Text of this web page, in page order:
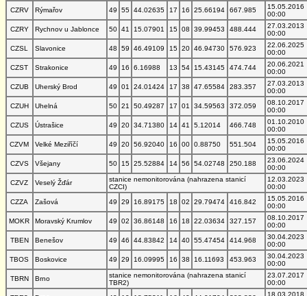
CZRV
Rýmařov 49 55 44.02635 17 16 25.66194 667.985
15.05.2016
00:00
CZRY
Rychnov u Jablonce 50 41 15.07901 15 08 39.99453 488.444
27.03.2013
00:00
CZSL
Slavonice 48 59 46.49109 15 20 46.94730 576.923
22.06.2025
00:00
CZST
Strakonice 49 16 6.16988 13 54 15.43145 474.744
20.06.2021
00:00
CZUB
Uherský Brod 49 01 24.01424 17 38 47.65584 283.357
27.03.2013
00:00
CZUH
Uhelná 50 21 50.49287 17 01 34.59563 372.059
08.10.2017
00:00
CZUS
Ústrašice 49 20 34.71380 14 41 5.12014 466.748
01.10.2010
00:00
CZVM
Velké Meziříčí 49 20 56.92040 16 00 0.88750 551.504
15.05.2016
00:00
CZVS
Všejany 50 15 25.52884 14 56 54.02748 250.188
23.06.2024
00:00
CZVZ
Veselý Žďár
stanice nemonitorována (nahrazena stanicí
CZCI)
12.03.2023
00:00
CZZA
Zašová 49 29 16.89175 18 02 29.79474 416.842
15.05.2016
00:00
MOKR
Moravský Krumlov 49 02 36.86148 16 18 22.03634 327.157
08.10.2017
00:00
TBEN
Benešov 49 46 44.83842 14 40 55.47454 414.968
30.04.2023
00:00
TBOS
Boskovice 49 29 16.09995 16 38 16.11693 453.963
30.04.2023
00:00
TBRN
Brno
stanice nemonitorována (nahrazena stanicí
TBR2)
23.07.2017
00:00
18.03.2018